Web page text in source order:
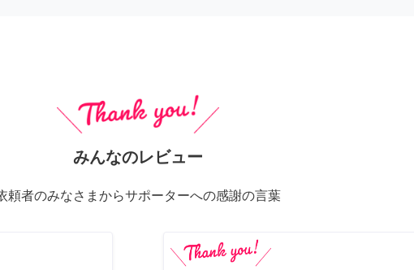
みんなのレビュー
頼者のみなさまからサポーターへの感謝の言葉